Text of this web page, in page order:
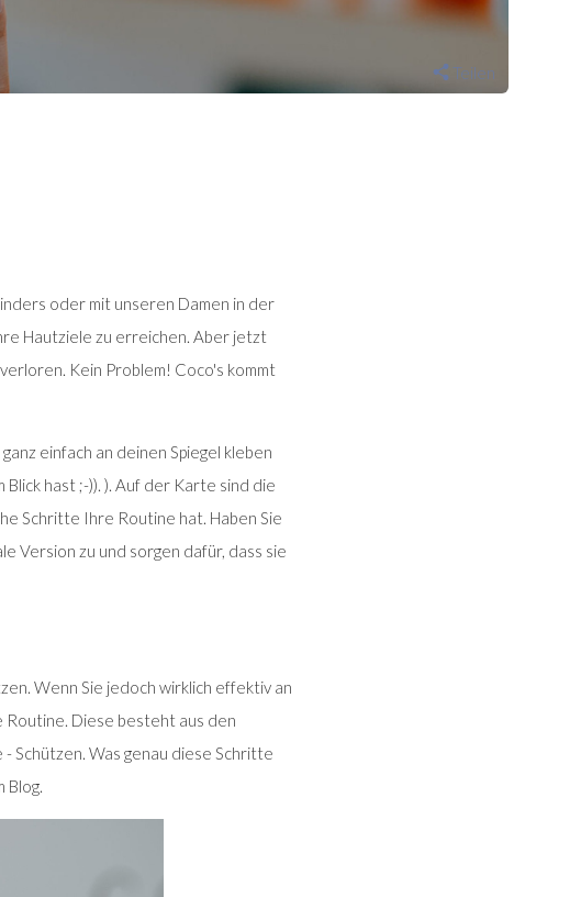
Teilen
oder mit unseren Damen in der
Hautziele zu erreichen. Aber jetzt
Kein Problem! Coco's kommt
einfach an deinen Spiegel kleben
hast ;-)). ). Auf der Karte sind die
Schritte Ihre Routine hat. Haben Sie
Version zu und sorgen dafür, dass sie
Wenn Sie jedoch wirklich effektiv an
Diese besteht aus den
Schützen. Was genau diese Schritte
Blog.